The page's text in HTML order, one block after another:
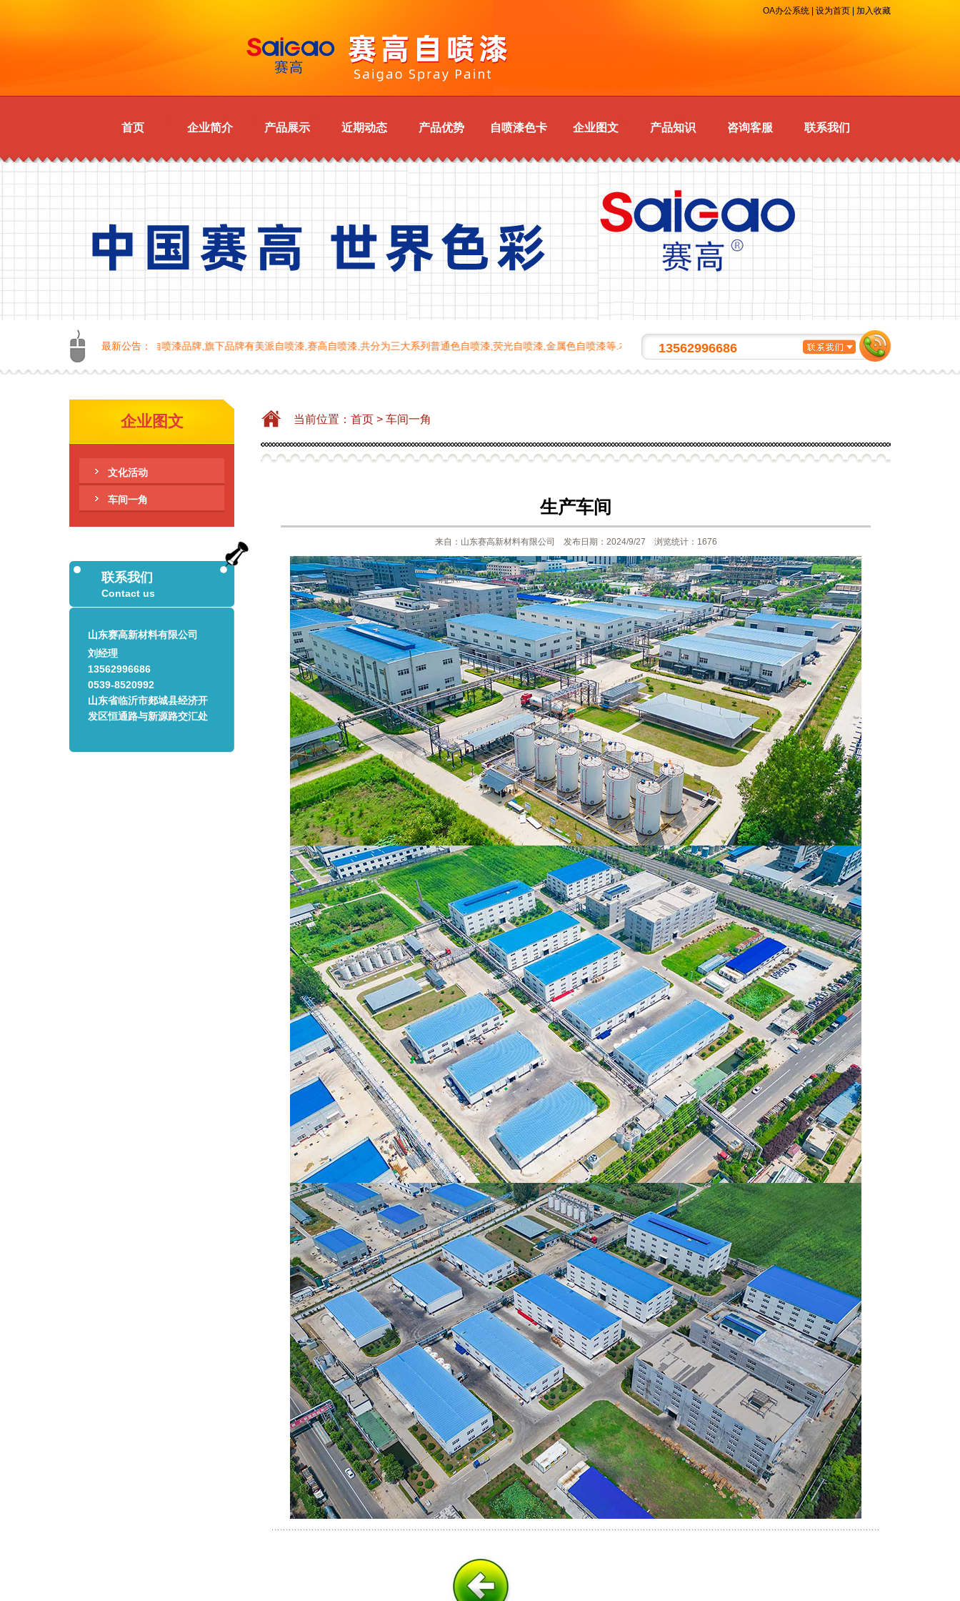
OA办公系统 设为首页 加入收藏
首页 企业简介 产品展示 近期动态 产品优势 自喷漆色卡 企业图文 产品知识 咨询客服 联系我们
最新公告：
生产厂家中质量好的自喷漆品牌,旗下品牌有美派自喷漆,赛高自喷漆,共分为三大系列普通色自喷漆,荧光自喷漆,金属色自喷漆等.本厂可以承接各种自喷漆颜色定制
13562996686
企业图文
文化活动
车间一角
联系我们
Contact us
山东赛高新材料有限公司
刘经理
13562996686
0539-8520992
山东省临沂市郯城县经济开
发区恒通路与新源路交汇处
当前位置： 首页 > 车间一角
生产车间
来自：山东赛高新材料有限公司 发布日期：2024/9/27 浏览统计：1676